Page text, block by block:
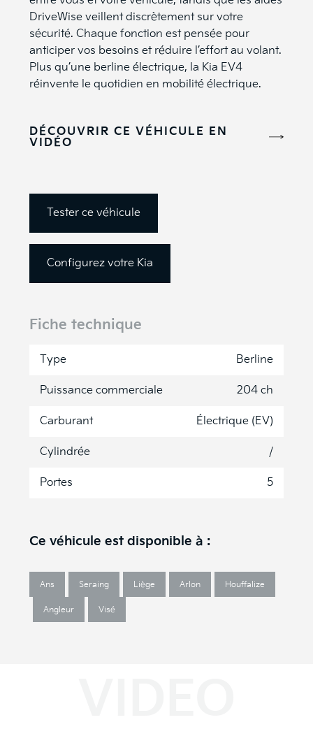
DriveWise veillent discrètement sur votre
sécurité. Chaque fonction est pensée pour
anticiper vos besoins et réduire l’effort au volant.
Plus qu’une berline électrique, la Kia EV4
réinvente le quotidien en mobilité électrique.
DÉCOUVRIR CE VÉHICULE EN
VIDÉO
Tester ce véhicule
Configurez votre Kia
Fiche technique
Type Berline
Puissance commerciale 204 ch
Carburant Électrique (EV)
Cylindrée /
Portes 5
Ce véhicule est disponible à :
Ans Seraing Liège Arlon Houffalize
Angleur Visé